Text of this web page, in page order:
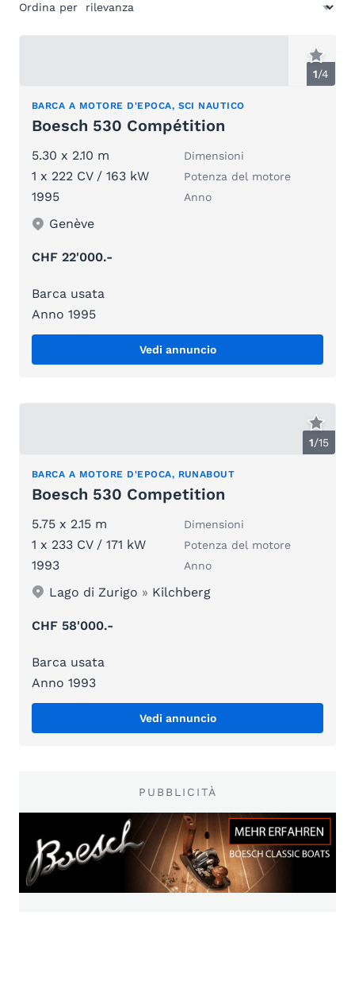
Ordina per
1/4
BARCA A MOTORE D'EPOCA, SCI NAUTICO
Boesch 530 Compétition
5.30 x 2.10 m Dimensioni
1 x 222 CV / 163 kW Potenza del motore
1995 Anno
Genève
CHF 22'000.-
Barca usata
Anno 1995
Vedi annuncio
1/15
BARCA A MOTORE D'EPOCA, RUNABOUT
Boesch 530 Competition
5.75 x 2.15 m Dimensioni
1 x 233 CV / 171 kW Potenza del motore
1993 Anno
Lago di Zurigo » Kilchberg
CHF 58'000.-
Barca usata
Anno 1993
Vedi annuncio
PUBBLICITÀ